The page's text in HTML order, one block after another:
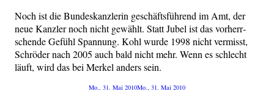
Noch ist die Bun­des­kanz­le­rin geschäfts­füh­rend im Amt, der
neue Kanz­ler noch nicht gewählt. Statt Jubel ist das vor­herr­
schen­de Gefühl Span­nung. Kohl wur­de 1998 nicht ver­misst,
Schrö­der nach 2005 auch bald nicht mehr. Wenn es schlecht
läuft, wird das bei Mer­kel anders sein.
Veröffentlicht
Mo., 31. Mai 2010Mo., 31. Mai 2010